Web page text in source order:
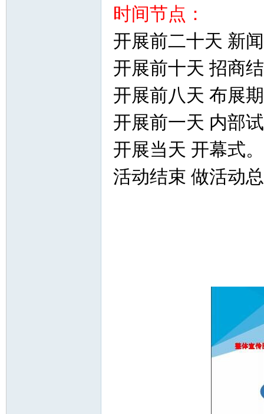
时间节点：
开展前二十天 新
开展前十天 招商
开展前八天 布展
开展前一天 内部
开展当天 开幕式。
活动结束 做活动